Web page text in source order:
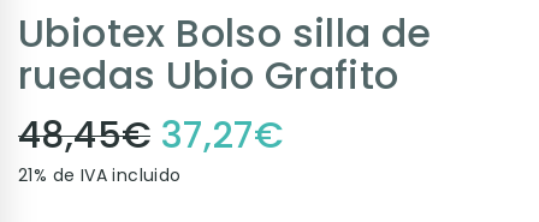
Ubiotex Bolso silla de
ruedas Ubio Grafito
48,45€ 37,27€
21% de IVA incluido